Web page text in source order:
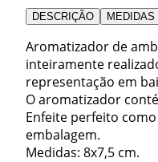
DESCRIÇÃO MEDIDAS
Aromatizador de
inteiramente
representação em
O aromatizador
Enfeite perfeito
embalagem.
Medidas: 8x7,5 cm.